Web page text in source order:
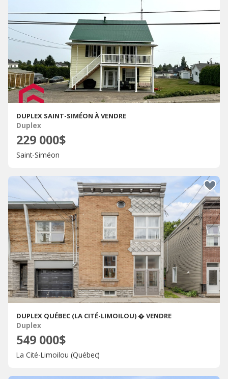
DUPLEX SAINT-SIMÉON À VENDRE
Duplex
229 000$
Saint-Siméon
DUPLEX QUÉBEC (LA CITÉ-LIMOILOU) � VENDRE
Duplex
549 000$
La Cité-Limoilou (Québec)